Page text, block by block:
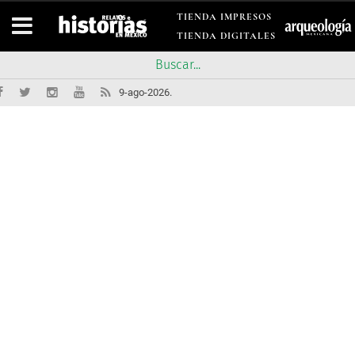
TIENDA IMPRESOS
TIENDA DIGITALES
9-ago-2026.